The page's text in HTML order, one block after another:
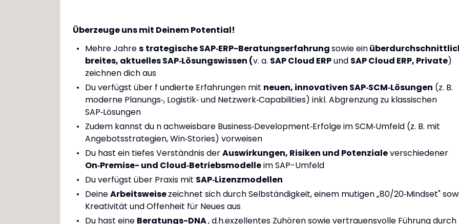
Überzeuge uns mit Deinem Potential!
Mehre Jahres trategische SAP‑ERP-Beratungserfahrungsowie ein
breites, aktuelles SAP‑Lösungswissen (v. a. SAP Cloud ERPund SAP Cloud ERP, Private)
zeichnen dich aus
Du verfügst über f undierte Erfahrungen mit neuen, innovativen SAP‑SCM‑Lösungen (z. B.
moderne Planungs‑, Logistik‑ und Netzwerk‑Capabilities) inkl. Abgrenzung zu klassischen
SAP‑Lösungen
Zudem kannst du n achweisbare Business‑Development‑Erfolge im SCM‑Umfeld (z. B. mit
Angebotsstrategien, Win‑Stories) vorweisen
Du hast ein tiefes Verständnis derAuswirkungen, Risiken und Potenzialeverschiedener
On‑Premise- und Cloud‑Betriebsmodelleim SAP-Umfeld
Du verfügst über Praxis mit SAP‑Lizenzmodellen
DeineArbeitsweisezeichnet sich durch Selbständigkeit, einem mutigen „80/20‑Mindset"
Kreativität und Offenheit für Neues aus
Du hast eine Beratungs-DNA, d.h.exzellentes Zuhören sowie vertrauensvolle Führung durch